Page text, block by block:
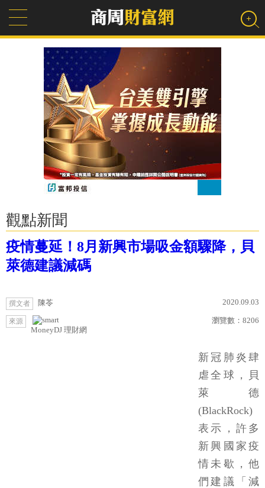
觀點新聞
疫情蔓延！8月新興市場吸金額驟降，貝
萊德建議減碼
撰文者 陳苓 2020.09.03
來源
MoneyDJ 理財網
瀏覽數： 8206
新冠肺炎肆
虐全球，貝
萊德
(BlackRock)
表示，許多
新興國家疫
情未歇，他
們建議「減